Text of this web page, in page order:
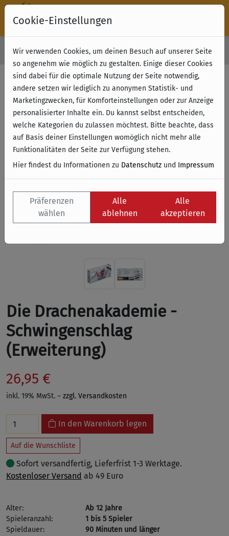
Kostenloser Versand & Retoure ab 49 € (innerhalb Deutschlands)
Die Drachenakademie -
Schwingenschlag
(Erweiterung)
26,95 €
inkl. 19% MwSt. – zzgl. Versandkosten
In den Warenkorb legen
Auf die Wunschliste
Sofort versandfertig, Lieferfrist 1-3 Werktage.
Kostenloser Versand ab 49 Euro
Alter:
Ab 12 Jahre
Spieleranzahl:
1 bis 5 Spieler
Spieldauer:
90 Minuten und länger
Cookie-Einstellungen
Wir verwenden Cookies, um deinen Besuch auf unserer Seite
so angenehm wie möglich zu gestalten. Einige dieser Cookies
sind dabei für die optimale Nutzung der Seite notwendig,
andere setzen wir lediglich zu anonymen Statistik- und
Marketingzwecken, für Komforteinstellungen oder zur Anzeige
personalisierter Inhalte ein. Du kannst selbst entscheiden,
welche Kategorien du zulassen möchtest. Bitte beachte, dass
auf Basis deiner Einstellungen womöglich nicht mehr alle
Funktionalitäten der Seite zur Verfügung stehen.
Hier findest du Informationen zu Datenschutz und Impressum
Präferenzen
wählen
Alle
ablehnen
Alle
akzeptieren